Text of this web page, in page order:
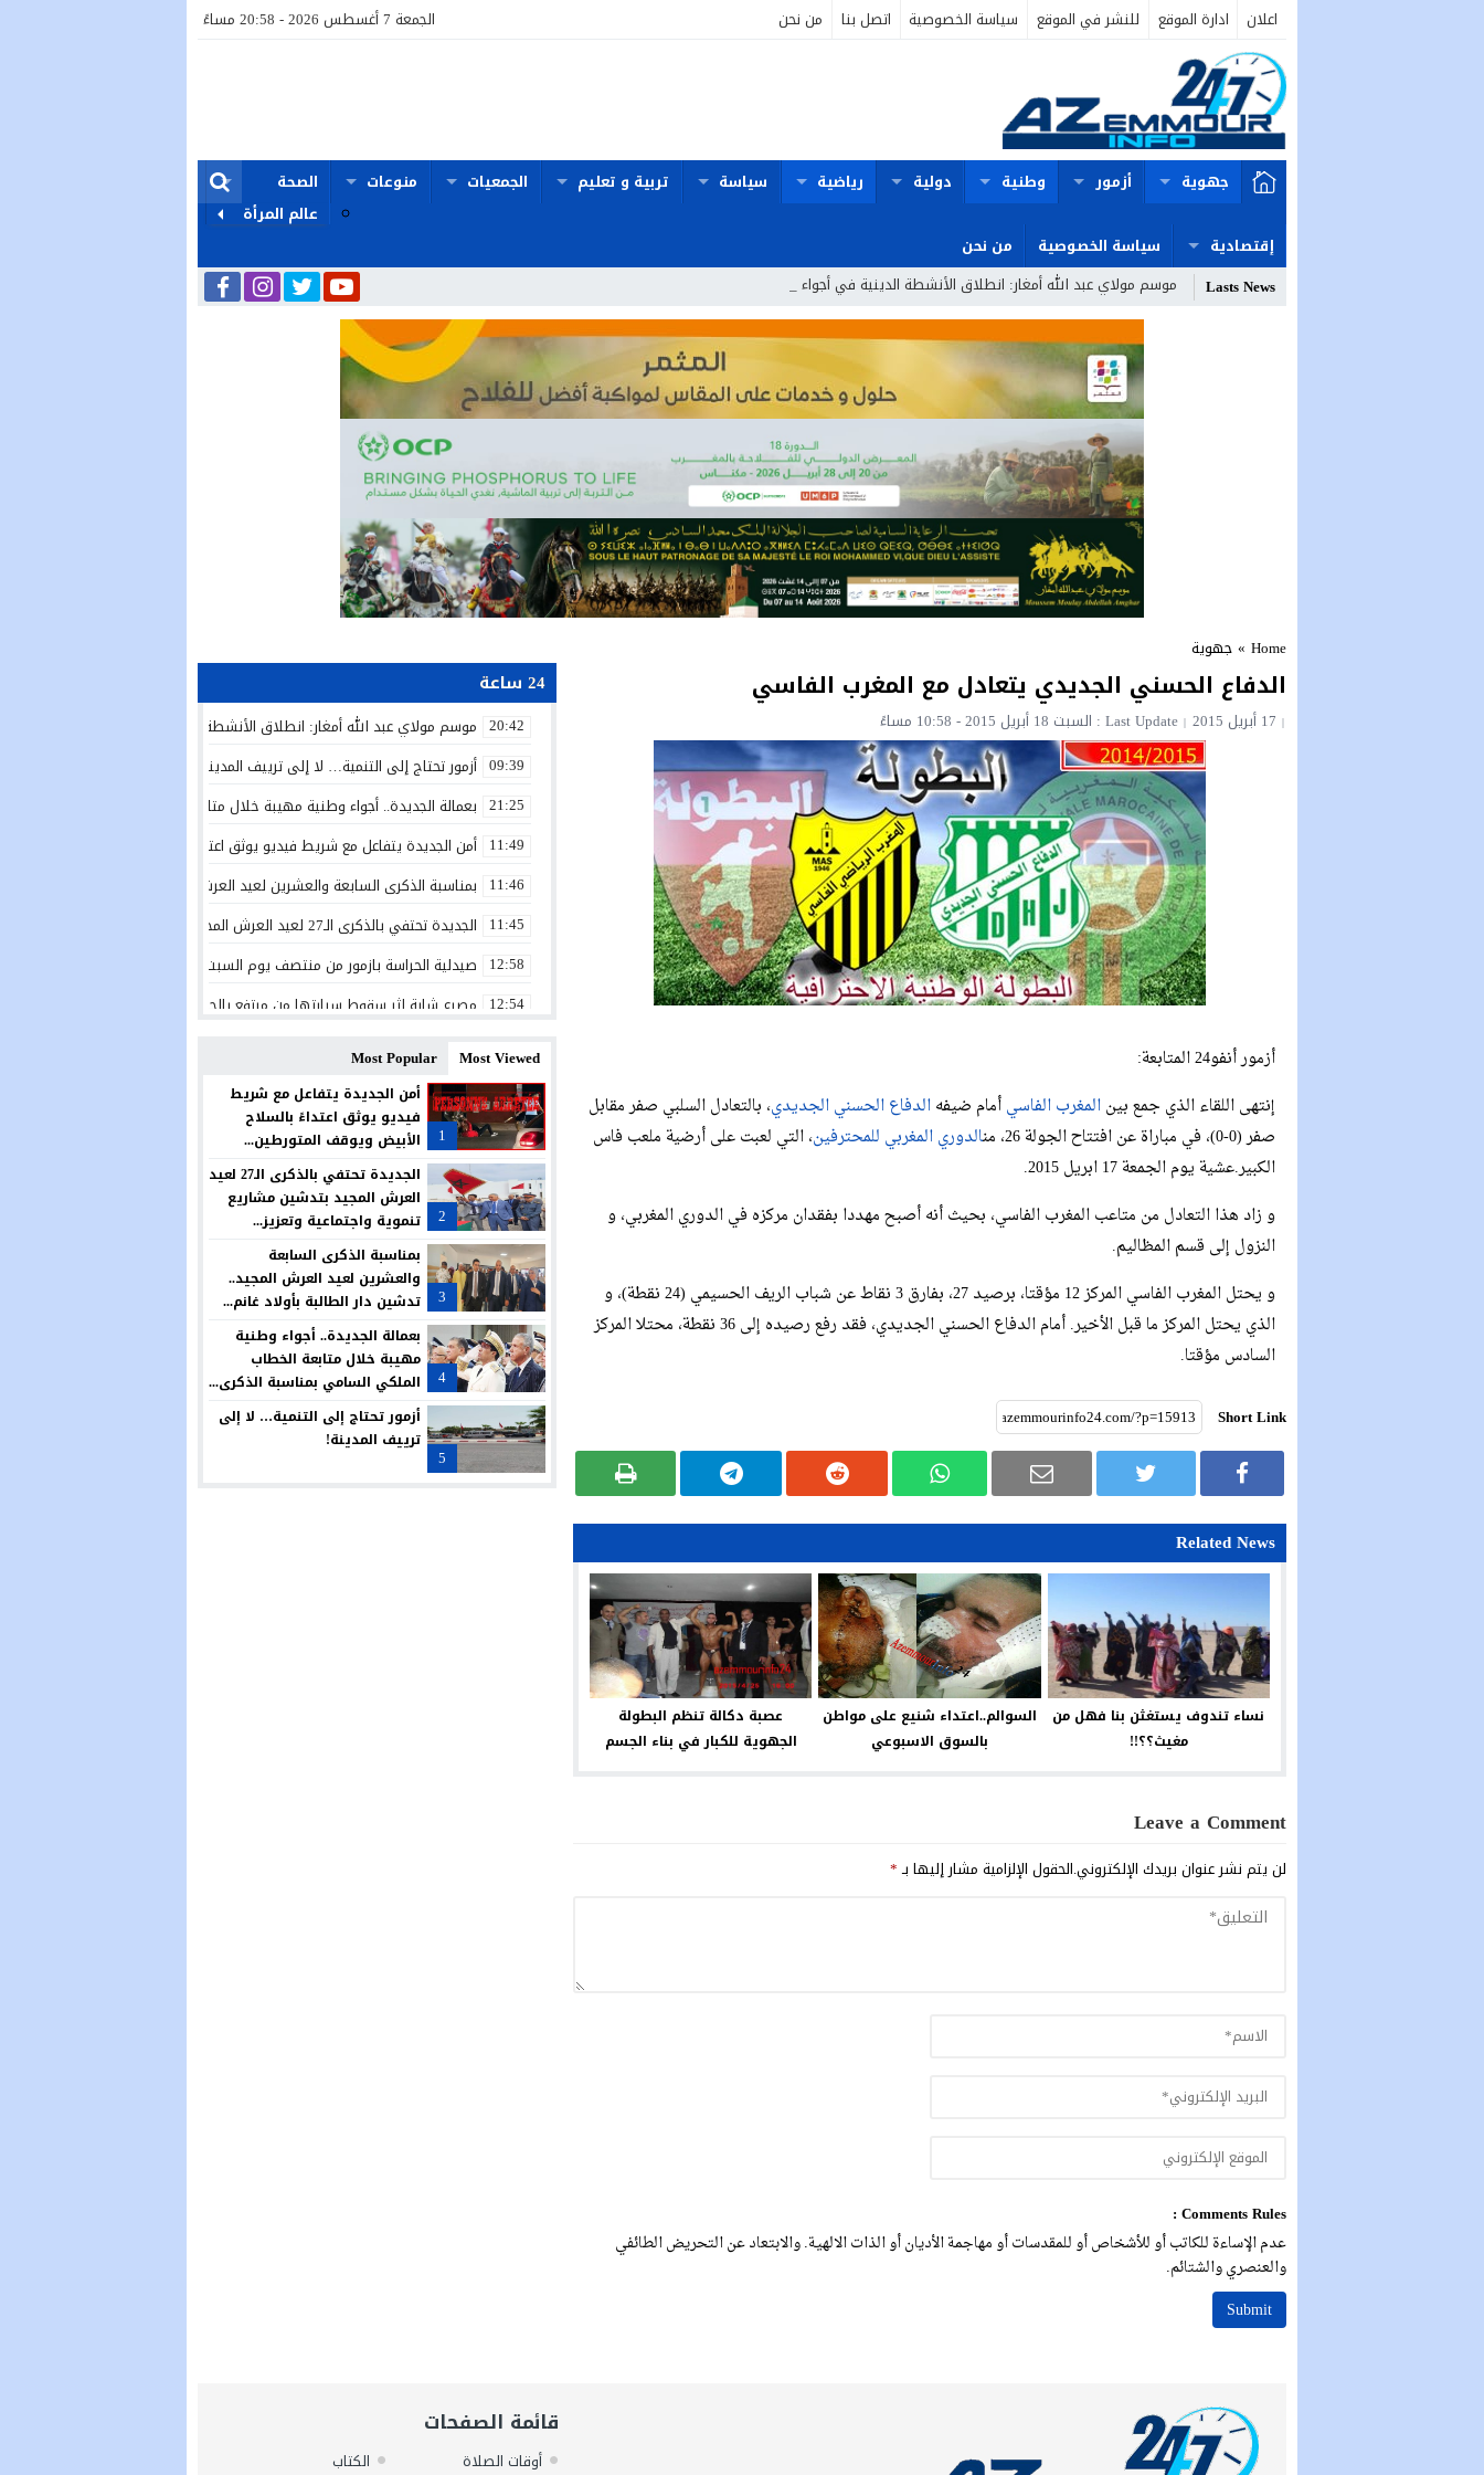
اعلان ادارة الموقع للنشر في الموقع سياسة الخصوصية اتصل بنا من نحن الجمعة 7 أغسطس 2026 - 20:58 مساءً
جهوية أزمور وطنية دولية رياضية سياسة تربية و تعليم الجمعيات منوعات
الصحة
عالم المرأة
إقتصادية
سياسة الخصوصية
من نحن
Lasts News
موسم مولاي عبد الله أمغار: انطلاق الأنشطة الدينية في أجواء من الخشو_
Home
» جهوية
الدفاع الحسني الجديدي يتعادل مع المغرب الفاسي
17 أبريل 2015 Last Update : السبت 18 أبريل 2015 - 10:58 مساءً
أزمور أنفو24 المتابعة:
إنتهى اللقاء الذي جمع بينالمغرب الفاسيأمام ضيفهالدفاع الحسني الجديدي، بالتعادل السلبي صفر مقابل
صفر (0-0)، في مباراة عن افتتاح الجولة 26، من
الدوري المغربي للمحترفين، التي لعبت على أرضية ملعب فاس
الكبير.عشية يوم الجمعة 17 ابريل 2015.
و زاد هذا التعادل من متاعب المغرب الفاسي، بحيث أنه أصبح مهددا بفقدان مركزه في الدوري المغربي، و
النزول إلى قسم المظاليم.
و يحتل المغرب الفاسي المركز 12 مؤقتا، برصيد 27، بفارق 3 نقاط عن شباب الريف الحسيمي (24 نقطة)، و
الذي يحتل المركز ما قبل الأخير. أمام الدفاع الحسني الجديدي، فقد رفع رصيده إلى 36 نقطة، محتلا المركز
السادس مؤقتا.
Short Link
Related News
نساء تندوف يستغثن بنا فهل من
مغيث؟؟!!
السوالم..اعتداء شنيع على مواطن
بالسوق الاسبوعي
عصبة دكالة تنظم البطولة
الجهوية للكبار في بناء الجسم
Leave a Comment
لن يتم نشر عنوان بريدك الإلكتروني.الحقول الإلزامية مشار إليها بـ*
Comments Rules :
عدم الإساءة للكاتب أو للأشخاص أو للمقدسات أو مهاجمة الأديان أو الذات الالهية. والابتعاد عن التحريض الطائفي
والعنصري والشتائم.
24 ساعة
20:42 موسم مولاي عبد الله أمغار: انطلاق الأنشطة الدينية في أجواء من الخشوع
09:39 أزمور تحتاج إلى التنمية… لا إلى ترييف المدينة!
21:25 بعمالة الجديدة.. أجواء وطنية مهيبة خلال متابعة الخطاب الملكي السامي بمناسبة الذكرى الـ27
11:49 أمن الجديدة يتفاعل مع شريط فيديو يوثق اعتداءً بالسلاح الأبيض ويوقف
11:46 بمناسبة الذكرى السابعة والعشرين لعيد العرش المجيد.. تدشين دار الطالبة
11:45 الجديدة تحتفي بالذكرى الـ27 لعيد العرش المجيد بتدشين مشاريع تنموية واجتماعية وتعزيز مبادرات الإدماج
12:58 صيدلية الحراسة بازمور من منتصف يوم السبت 25يوليوز الى غاية منتصف يوم السبت 1 غشت 2026
12:54 مصرع شابة إثر سقوط سيارتها من مرتفع بالجرف الأصفر
14:58 الجديدة تحتضن منتدى علمياً حول النوع الاجتماعي والحكامة وتمكين النساء من
11:32 المديرية الإقليمية بالجديدة تحتفي بالتميز في حفل سنوي لتكريم المتفوقين
20:01 الكلاب الضالة تؤرق ساكنة حي الوفاق بأزمور.. مطالب بتدخل عاجل وحل جذري
12:57 مجلس آزمور يصادق بالإجماع على تمديد عقد تدبير قطاع النظافة.. ودعوات
23:11 المغرب يواصل رفع راية العرب وإفريقيا عاليًا في الولايات المتحدة الأمريكية
23:07 في عملية مباغتة.. مفوضية شرطة أزمور تفكك بؤرة لترويج المخدرات وتحجز
Most Viewed
Most Popular
1
أمن الجديدة يتفاعل مع شريط
فيديو يوثق اعتداءً بالسلاح
الأبيض ويوقف المتورطين...
2
الجديدة تحتفي بالذكرى الـ27 لعيد
العرش المجيد بتدشين مشاريع
تنموية واجتماعية وتعزيز...
3
بمناسبة الذكرى السابعة
والعشرين لعيد العرش المجيد..
تدشين دار الطالبة بأولاد غانم...
4
بعمالة الجديدة.. أجواء وطنية
مهيبة خلال متابعة الخطاب
الملكي السامي بمناسبة الذكرى...
5
أزمور تحتاج إلى التنمية… لا إلى
ترييف المدينة!
قائمة الصفحات
أوقات الصلاة الكتاب